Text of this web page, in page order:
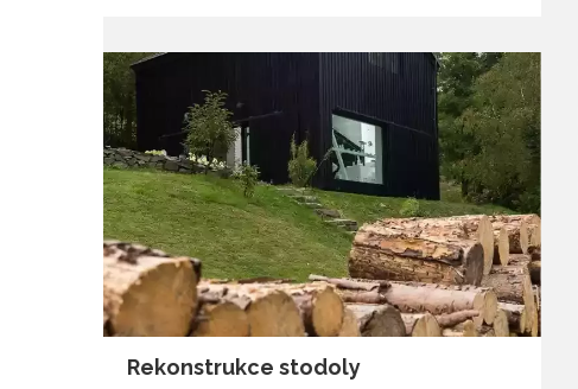
Rekonstrukce stodoly